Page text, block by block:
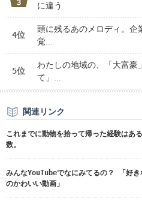
に違う
4位
頭に残るあのメロディ。企
覚...
5位
わたしの地域の、「大富豪
て」...
関連リンク
これまでに動物を拾って帰った経験は
数。
みんなYouTubeでなにみてるの？ 「好き
のかわいい動画」